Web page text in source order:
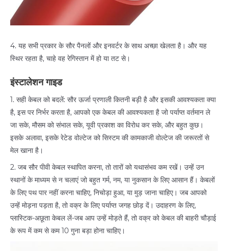
4. यह सभी प्रकार के सौर पैनलों और इनवर्टर के साथ अच्छा खेलता है। और यह
स्थिर रहता है, चाहे वह रेगिस्तान में हो या तट से।
इंस्टालेशन गाइड
1. सही केबल को बदलें: सौर ऊर्जा प्रणाली कितनी बड़ी है और इसकी आवश्यकता क्या
है, इस पर निर्भर करता है, आपको एक केबल की आवश्यकता है जो पर्याप्त वर्तमान ले
जा सके, मौसम को संभाल सके, यूवी प्रकाश का विरोध कर सके, और बहुत कुछ।
इसके अलावा, इसके रेटेड वोल्टेज को सिस्टम की कामकाजी वोल्टेज की जरूरतों से
मेल खाना है।
2. जब सौर पीवी केबल स्थापित करना, तो तारों को यथासंभव कम रखें। उन्हें उन
स्थानों के माध्यम से न चलाएं जो बहुत गर्म, नम, या नुकसान के लिए आसान हैं। केबलों
के लिए पथ पार नहीं करना चाहिए, निचोड़ा हुआ, या मुड़ जाना चाहिए। जब आपको
उन्हें मोड़ना पड़ता है, तो वक्र के लिए पर्याप्त जगह छोड़ दें। उदाहरण के लिए,
प्लास्टिक-अछूता केबल लें-जब आप उन्हें मोड़ते हैं, तो वक्र को केबल की बाहरी चौड़ाई
के रूप में कम से कम 10 गुना बड़ा होना चाहिए।